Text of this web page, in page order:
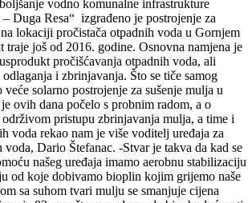
vodno komunalne infrastrukture
Duga Resa“ izgrađeno je postrojenje za
lokaciji pročistača otpadnih voda u Gornjem
još od 2016. godine. Osnovna namjena je
pročišćavanja otpadnih voda, ali
i zbrinjavanja. Što se tiče samog
solarno postrojenje za sušenje mulja u
ovih dana počelo s probnim radom, a o
pristupu zbrinjavanja mulja, a time i
voda rekao nam je više voditelj uređaja za
voda, Dario Štefanac. -Stvar je takva da kad se
našeg uređaja imamo aerobnu stabilizaciju
od koje dobivamo bioplin kojim grijemo naše
sa suhom tvari mulju se smanjuje cijena